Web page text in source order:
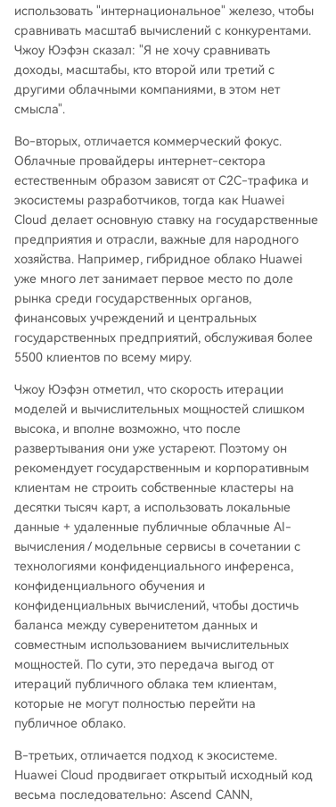
использовать "интернациональное" железо, чтобы
сравнивать масштаб вычислений с конкурентами.
Чжоу Юэфэн сказал: "Я не хочу сравнивать
доходы, масштабы, кто второй или третий с
другими облачными компаниями, в этом нет
смысла".
Во-вторых, отличается коммерческий фокус.
Облачные провайдеры интернет-сектора
естественным образом зависят от C2C-трафика и
экосистемы разработчиков, тогда как Huawei
Cloud делает основную ставку на государственные
предприятия и отрасли, важные для народного
хозяйства. Например, гибридное облако Huawei
уже много лет занимает первое место по доле
рынка среди государственных органов,
финансовых учреждений и центральных
государственных предприятий, обслуживая более
5500 клиентов по всему миру.
Чжоу Юэфэн отметил, что скорость итерации
моделей и вычислительных мощностей слишком
высока, и вполне возможно, что после
развертывания они уже устареют. Поэтому он
рекомендует государственным и корпоративным
клиентам не строить собственные кластеры на
десятки тысяч карт, а использовать локальные
данные + удаленные публичные облачные AI-
вычисления / модельные сервисы в сочетании с
технологиями конфиденциального инференса,
конфиденциального обучения и
конфиденциальных вычислений, чтобы достичь
баланса между суверенитетом данных и
совместным использованием вычислительных
мощностей. По сути, это передача выгод от
итераций публичного облака тем клиентам,
которые не могут полностью перейти на
публичное облако.
В-третьих, отличается подход к экосистеме.
Huawei Cloud продвигает открытый исходный код
весьма последовательно: Ascend CANN,